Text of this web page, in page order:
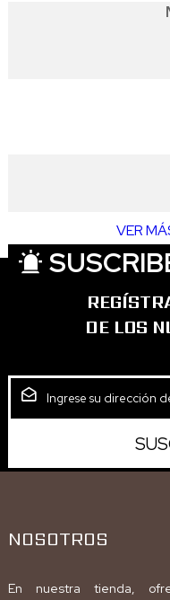
VER
DE LOS
NOSOTROS
En nuestra tienda,